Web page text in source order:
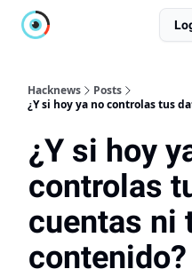
Hacknews
Posts
¿Y si hoy ya no controlas tus
¿Y si hoy
controlas
cuentas ni
contenido?